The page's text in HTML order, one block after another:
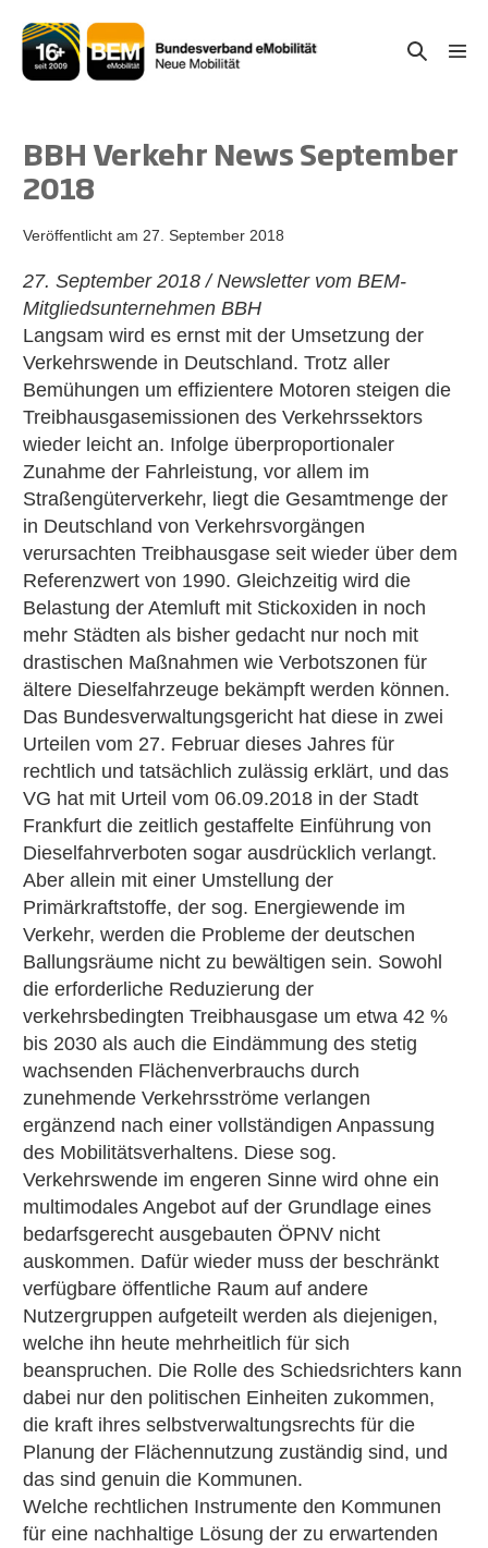
Inhalt
springen
Suche-
BBH Verkehr News September
2018
Veröffentlicht am 27. September 2018
27. September 2018 / Newsletter vom BEM-
Mitgliedsunternehmen BBH
Langsam wird es ernst mit der Umsetzung der
Verkehrswende in Deutschland. Trotz aller
Bemühungen um effizientere Motoren steigen die
Treibhausgasemissionen des Verkehrssektors
wieder leicht an. Infolge überproportionaler
Zunahme der Fahrleistung, vor allem im
Straßengüterverkehr, liegt die Gesamtmenge der
in Deutschland von Verkehrsvorgängen
verursachten Treibhausgase seit wieder über dem
Referenzwert von 1990. Gleichzeitig wird die
Belastung der Atemluft mit Stickoxiden in noch
mehr Städten als bisher gedacht nur noch mit
drastischen Maßnahmen wie Verbotszonen für
ältere Dieselfahrzeuge bekämpft werden können.
Das Bundesverwaltungsgericht hat diese in zwei
Urteilen vom 27. Februar dieses Jahres für
rechtlich und tatsächlich zulässig erklärt, und das
VG hat mit Urteil vom 06.09.2018 in der Stadt
Frankfurt die zeitlich gestaffelte Einführung von
Dieselfahrverboten sogar ausdrücklich verlangt.
Aber allein mit einer Umstellung der
Primärkraftstoffe, der sog. Energiewende im
Verkehr, werden die Probleme der deutschen
Ballungsräume nicht zu bewältigen sein. Sowohl
die erforderliche Reduzierung der
verkehrsbedingten Treibhausgase um etwa 42 %
bis 2030 als auch die Eindämmung des stetig
wachsenden Flächenverbrauchs durch
zunehmende Verkehrsströme verlangen
ergänzend nach einer vollständigen Anpassung
des Mobilitätsverhaltens. Diese sog.
Verkehrswende im engeren Sinne wird ohne ein
multimodales Angebot auf der Grundlage eines
bedarfsgerecht ausgebauten ÖPNV nicht
auskommen. Dafür wieder muss der beschränkt
verfügbare öffentliche Raum auf andere
Nutzergruppen aufgeteilt werden als diejenigen,
welche ihn heute mehrheitlich für sich
beanspruchen. Die Rolle des Schiedsrichters kann
dabei nur den politischen Einheiten zukommen,
die kraft ihres selbstverwaltungsrechts für die
Planung der Flächennutzung zuständig sind, und
das sind genuin die Kommunen.
Welche rechtlichen Instrumente den Kommunen
für eine nachhaltige Lösung der zu erwartenden